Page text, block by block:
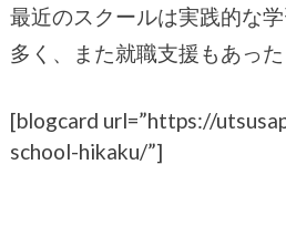
最近のスクールは実践的な
多く、また就職支援もあった
[blogcard url=”https://
school-hikaku/”]